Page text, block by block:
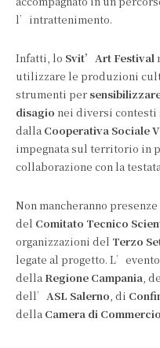
l’intrattenimento.
Infatti, lo Svit’Art Festival
utilizzare le produzioni
strumenti per
disagio nei diversi
dalla Cooperativa Sociale
impegnata sul territorio in
collaborazione con la
Non mancheranno
del Comitato Tecnico
organizzazioni del Terzo
legate al progetto.
dellaRegione Campania,
dell’ ASL Salerno, di
della Camera di